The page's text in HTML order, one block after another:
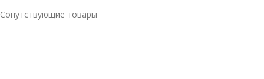
Сопутствующие товары